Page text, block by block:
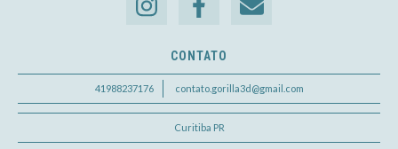
CONTATO
41988237176 contato.gorilla3d@gmail.com
Curitiba PR